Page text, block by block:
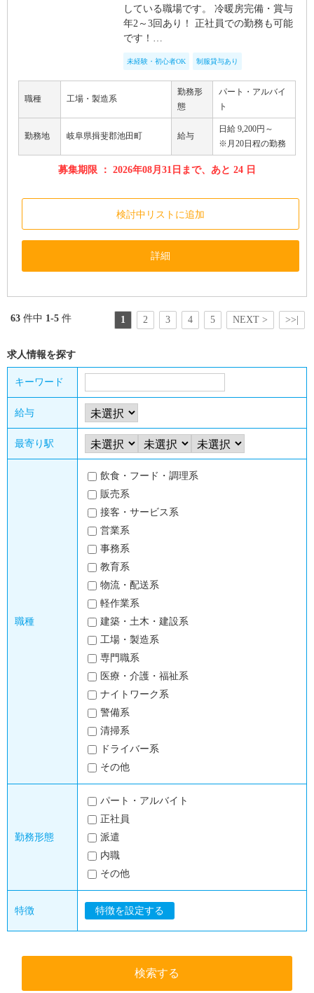
している職場です。 冷暖房完備・賞与
年2～3回あり！ 正社員での勤務も可能
です！…
未経験・初心者OK 制服貸与あり
職種 工場・製造系
勤務形
態
パート・アルバイ
ト
勤務地 岐阜県揖斐郡池田町 給与
日給 9,200円～
※月20日程の勤務
募集期限 ： 2026年08月31日まで、あと 24 日
検討中リストに追加
詳細
63 件中 1-5 件 1 2 3 4 5 NEXT > >>|
求人情報を探す
キーワード
給与
最寄り駅
職種
飲食・フード・調理系
販売系
接客・サービス系
営業系
事務系
教育系
物流・配送系
軽作業系
建築・土木・建設系
工場・製造系
専門職系
医療・介護・福祉系
ナイトワーク系
警備系
清掃系
ドライバー系
その他
勤務形態
パート・アルバイト
正社員
派遣
内職
その他
特徴 特徴を設定する